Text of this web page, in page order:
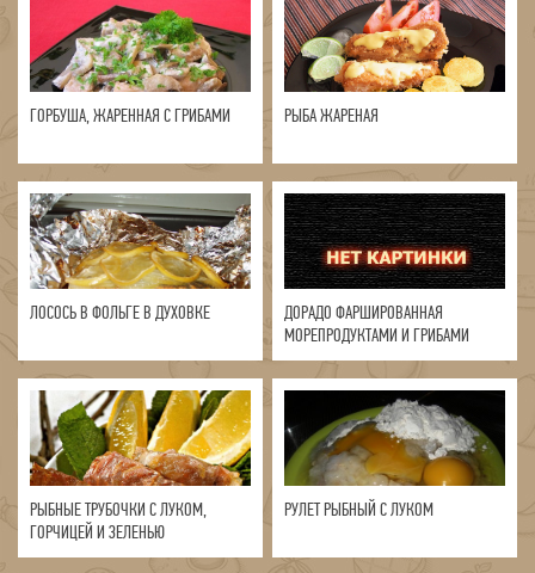
ГОРБУША, ЖАРЕННАЯ С ГРИБАМИ РЫБА ЖАРЕНАЯ
ЛОСОСЬ В ФОЛЬГЕ В ДУХОВКЕ
ДОРАДО ФАРШИРОВАННАЯ
МОРЕПРОДУКТАМИ И ГРИБАМИ
РЫБНЫЕ ТРУБОЧКИ С ЛУКОМ,
ГОРЧИЦЕЙ И ЗЕЛЕНЬЮ
РУЛЕТ РЫБНЫЙ С ЛУКОМ